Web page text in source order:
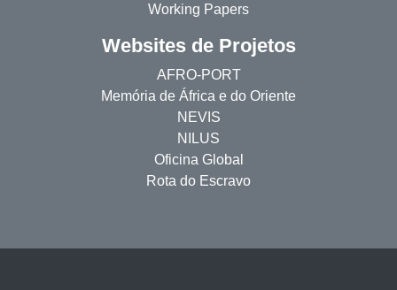
Working Papers
Websites de Projetos
AFRO-PORT
Memória de África e do Oriente
NEVIS
NILUS
Oficina Global
Rota do Escravo